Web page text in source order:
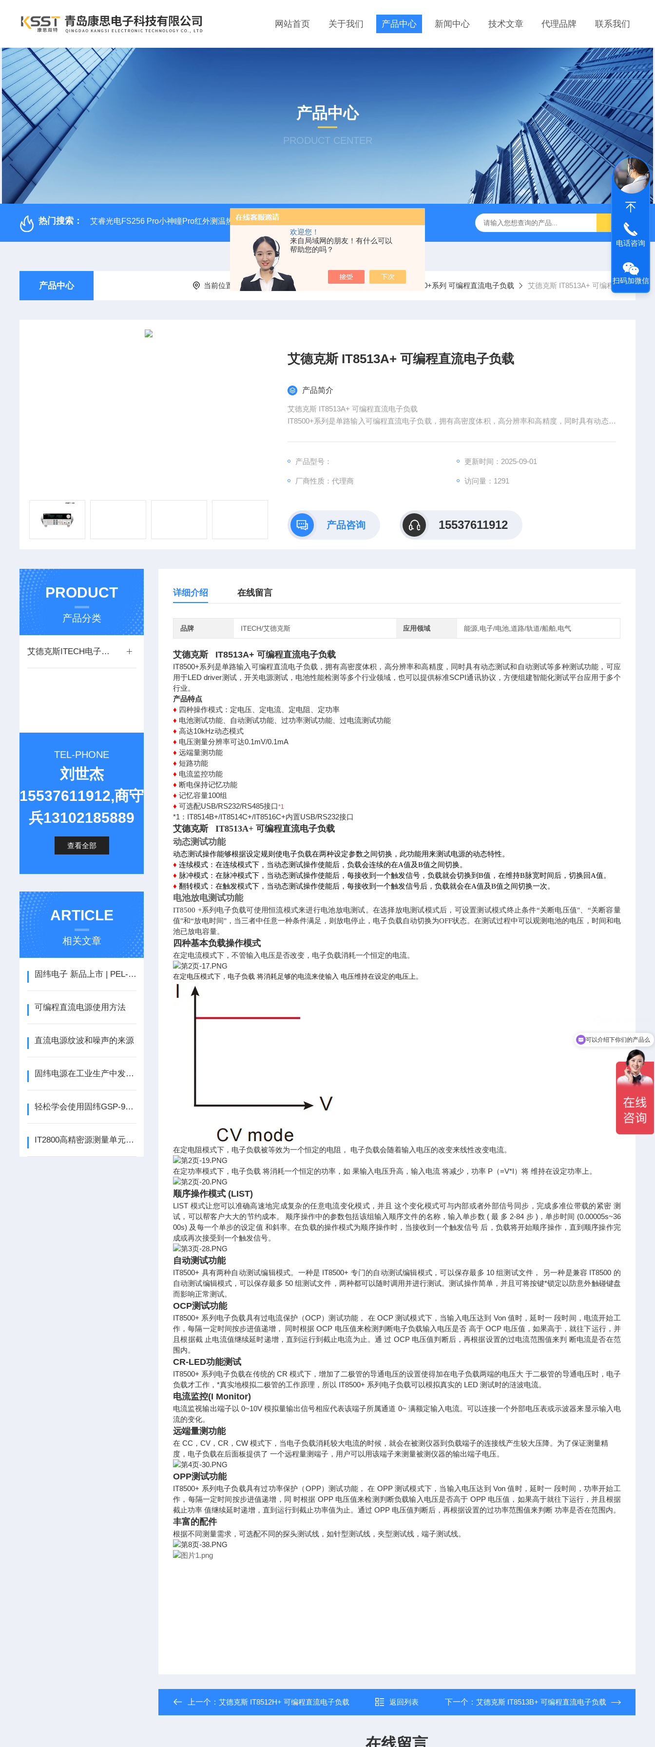
欢迎您！
来自局域网的朋友！有什么可以
帮助您的吗？
网站首页 关于我们 产品中心 新闻中心 技术文章 代理品牌 联系我们
产品中心
PRODUCT CENTER
热门搜索： 艾睿光电FS256 Pro小神瞳Pro红外测温热像仪 固纬 AFG-2225 双通道任意波信号发生器 APS-7050E 交流电源 固纬 GSP-730 频谱分析仪 艾睿光电
产品中心 当前位置： 首页 产品中心 艾德克斯ITECH电子负载 IT8500+系列 可编程直流电子负载 艾德克斯 IT8513A+ 可编程直流电子负载
艾德克斯 IT8513A+ 可编程直流电子负载
产品简介
艾德克斯 IT8513A+ 可编程直流电子负载
IT8500+系列是单路输入可编程直流电子负载，拥有高密度体积，高分辨率和高精度，同时具有动态测
产品型号：
更新时间：2025-09-01
厂商性质：代理商 访问量：1291
产品咨询 15537611912
PRODUCT
产品分类
艾德克斯ITECH电子负载
TEL-PHONE
刘世杰
15537611912,商守
兵13102185889
查看全部
ARTICLE
相关文章
固纬电子 新品上市 | PEL-2000B系列可编程直流电子负载
可编程直流电源使用方法
直流电源纹波和噪声的来源
固纬电源在工业生产中发挥的作用还真不小
轻松学会使用固纬GSP-9330频谱分析仪
IT2800高精密源测量单元在磁电阻中的测试应用
详细介绍 在线留言
品牌 ITECH/艾德克斯 应用领域 能源,电子/电池,道路/轨道/船舶,电气
艾德克斯 IT8513A+ 可编程直流电子负载
IT8500+系列是单路输入可编程直流电子负载，拥有高密度体积，高分辨率和高精度，同时具有动态测试和自动测试等多种测试功能，可应
用于LED driver测试，开关电源测试，电池性能检测等多个行业领域，也可以提供标准SCPI通讯协议，方便组建智能化测试平台应用于多个
行业。
产品特点
♦ 四种操作模式：定电压、定电流、定电阻、定功率
♦ 电池测试功能、自动测试功能、过功率测试功能、过电流测试功能
♦高达10kHz动态模式
♦ 电压测量分辨率可达0.1mV/0.1mA
♦远端量测功能
♦短路功能
♦ 电流监控功能
♦ 断电保持记忆功能
♦记忆容量100组
♦可选配USB/RS232/RS485接口*1
*1：IT8514B+/IT8514C+/IT8516C+内置USB/RS232接口
艾德克斯 IT8513A+ 可编程直流电子负载
动态测试功能
动态测试操作能够根据设定规则使电子负载在两种设定参数之间切换，此功能用来测试电源的动态特性。
♦连续模式：在连续模式下，当动态测试操作使能后，负载会连续的在A值及B值之间切换。
♦ 脉冲模式：在脉冲模式下，当动态测试操作使能后，每接收到一个触发信号，负载就会切换到B值，在维持B脉宽时间后，切换回A值。
♦翻转模式：在触发模式下，当动态测试操作使能后，每接收到一个触发信号后，负载就会在A值及B值之间切换一次。
电池放电测试功能
IT8500 +系列电子负载可使用恒流模式来进行电池放电测试。在选择放电测试模式后，可设置测试模式终止条件“关断电压值"、“关断容量
值"和“放电时间"，当三者中任意一种条件满足，则放电停止，电子负载自动切换为OFF状态。在测试过程中可以观测电池的电压，时间和电
池已放电容量。
四种基本负载操作模式
在定电流模式下，不管输入电压是否改变，电子负载消耗一个恒定的电流。
在定电压模式下，电子负载 将消耗足够的电流来使输入 电压维持在设定的电压上。
在定电阻模式下，电子负载被等效为一个恒定的电阻， 电子负载会随着输入电压的改变来线性改变电流。
在定功率模式下，电子负载 将消耗一个恒定的功率，如 果输入电压升高，输入电流 将减少，功率 P（=V*I）将 维持在设定功率上。
顺序操作模式 (LIST)
LIST 模式让您可以准确高速地完成复杂的任意电流变化模式，并且 这个变化模式可与内部或者外部信号同步，完成多准位带载的紧密 测
试，可以帮客户大大的节约成本。 顺序操作中的参数包括该组输入顺序文件的名称，输入单步数 ( 最 多 2-84 步 )，单步时间 (0.00005s~36
00s) 及每一个单步的设定值 和斜率。在负载的操作模式为顺序操作时，当接收到一个触发信号 后，负载将开始顺序操作，直到顺序操作完
成或再次接受到一个触发信号。
自动测试功能
IT8500+ 具有两种自动测试编辑模式。一种是 IT8500+ 专门的自动测试编辑模式，可以保存最多 10 组测试文件， 另一种是兼容 IT8500 的
自动测试编辑模式，可以保存最多 50 组测试文件，两种都可以随时调用并进行测试。测试操作简单，并且可将按键*锁定以防意外触碰键盘
而影响正常测试。
OCP测试功能
IT8500+ 系列电子负载具有过电流保护（OCP）测试功能， 在 OCP 测试模式下，当输入电压达到 Von 值时，延时一 段时间，电流开始工
作，每隔一定时间按步进值递增， 同时根据 OCP 电压值来检测判断电子负载输入电压是否 高于 OCP 电压值，如果高于，就往下运行，并
且根据截 止电流值继续延时递增，直到运行到截止电流为止。通 过 OCP 电压值判断后，再根据设置的过电流范围值来判 断电流是否在范
围内。
CR-LED功能测试
IT8500+ 系列电子负载在传统的 CR 模式下，增加了二极管的导通电压的设置使得加在电子负载两端的电压大 于二极管的导通电压时，电子
负载才工作，*真实地模拟二极管的工作原理，所以 IT8500+ 系列电子负载可以模拟真实的 LED 测试时的涟波电流。
电流监控(I Monitor)
电流监视输出端子以 0~10V 模拟量输出信号相应代表该端子所属通道 0~ 满额定输入电流。可以连接一个外部电压表或示波器来显示输入电
流的变化。
远端量测功能
在 CC，CV，CR，CW 模式下，当电子负载消耗较大电流的时候，就会在被测仪器到负载端子的连接线产生较大压降。为了保证测量精
度，电子负载在后面板提供了 一个远程量测端子，用户可以用该端子来测量被测仪器的输出端子电压。
OPP测试功能
IT8500+ 系列电子负载具有过功率保护（OPP）测试功能， 在 OPP 测试模式下，当输入电压达到 Von 值时，延时一 段时间，功率开始工
作，每隔一定时间按步进值递增，同 时根据 OPP 电压值来检测判断负载输入电压是否高于 OPP 电压值，如果高于就往下运行，并且根据
截止功率 值继续延时递增，直到运行到截止功率值为止。通过 OPP 电压值判断后，再根据设置的过功率范围值来判断 功率是否在范围内。
丰富的配件
根据不同测量需求，可选配不同的探头测试线，如针型测试线，夹型测试线，端子测试线。
上一个：艾德克斯 IT8512H+ 可编程直流电子负载 返回列表 下一个： 艾德克斯 IT8513B+ 可编程直流电子负载
电话咨询
扫码加微信
可以介绍下你们的产品么